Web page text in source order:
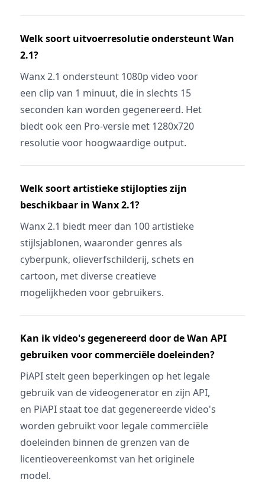
Welk soort uitvoerresolutie ondersteunt Wan
2.1?
Wanx 2.1 ondersteunt 1080p video voor
een clip van 1 minuut, die in slechts 15
seconden kan worden gegenereerd. Het
biedt ook een Pro-versie met 1280x720
resolutie voor hoogwaardige output.
Welk soort artistieke stijlopties zijn
beschikbaar in Wanx 2.1?
Wanx 2.1 biedt meer dan 100 artistieke
stijlsjablonen, waaronder genres als
cyberpunk, olieverfschilderij, schets en
cartoon, met diverse creatieve
mogelijkheden voor gebruikers.
Kan ik video's gegenereerd door de Wan API
gebruiken voor commerciële doeleinden?
PiAPI stelt geen beperkingen op het legale
gebruik van de videogenerator en zijn API,
en PiAPI staat toe dat gegenereerde video's
worden gebruikt voor legale commerciële
doeleinden binnen de grenzen van de
licentieovereenkomst van het originele
model.